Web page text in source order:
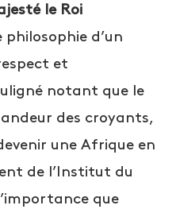
le Roi
d’un
et
notant que le
des croyants,
une Afrique en
de l’Institut du
que